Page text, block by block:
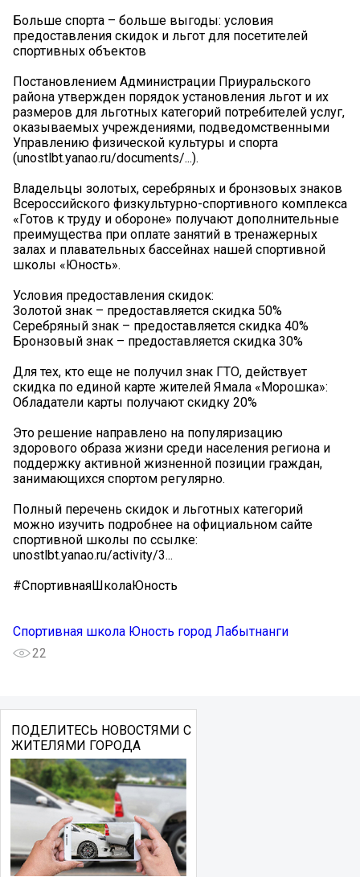
Больше спорта – больше выгоды: условия
предоставления скидок и льгот для посетителей
спортивных объектов
Постановлением Администрации Приуральского
района утвержден порядок установления льгот и их
размеров для льготных категорий потребителей услуг,
оказываемых учреждениями, подведомственными
Управлению физической культуры и спорта
(unostlbt.yanao.ru/documents/...).
Владельцы золотых, серебряных и бронзовых знаков
Всероссийского физкультурно-спортивного комплекса
«Готов к труду и обороне» получают дополнительные
преимущества при оплате занятий в тренажерных
залах и плавательных бассейнах нашей спортивной
школы «Юность».
Условия предоставления скидок:
Золотой знак – предоставляется скидка 50%
Серебряный знак – предоставляется скидка 40%
Бронзовый знак – предоставляется скидка 30%
Для тех, кто еще не получил знак ГТО, действует
скидка по единой карте жителей Ямала «Морошка»:
Обладатели карты получают скидку 20%
Это решение направлено на популяризацию
здорового образа жизни среди населения региона и
поддержку активной жизненной позиции граждан,
занимающихся спортом регулярно.
Полный перечень скидок и льготных категорий
можно изучить подробнее на официальном сайте
спортивной школы по ссылке:
unostlbt.yanao.ru/activity/3...
#СпортивнаяШколаЮность
Спортивная школа Юность город Лабытнанги
22
ПОДЕЛИТЕСЬ НОВОСТЯМИ С
ЖИТЕЛЯМИ ГОРОДА